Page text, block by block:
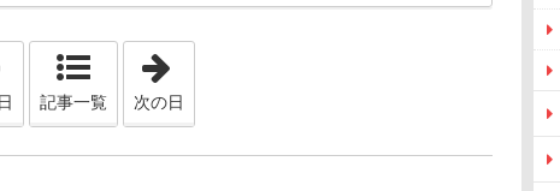
「2021年3月14日」
記事一覧 次の日